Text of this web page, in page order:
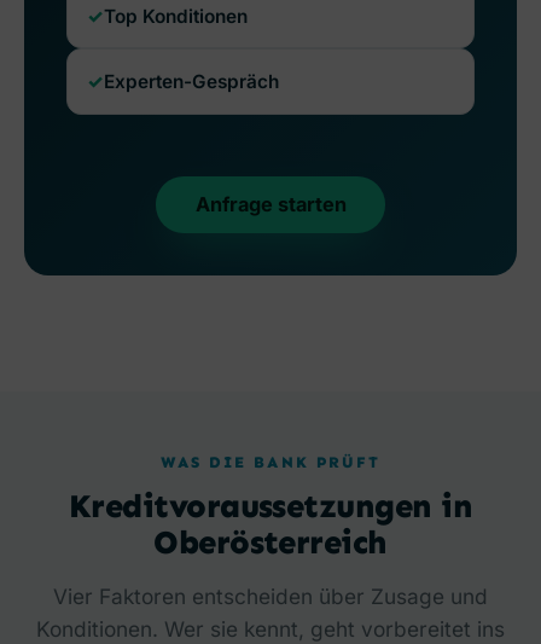
Top Konditionen
Experten-Gespräch
Anfrage starten
WAS DIE BANK PRÜFT
Kreditvoraussetzungen in
Oberösterreich
Vier Faktoren entscheiden über Zusage und
Konditionen. Wer sie kennt, geht vorbereitet ins